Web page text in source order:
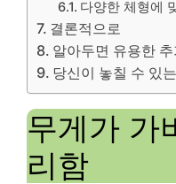
다양한 체형에
결론적으로
알아두면 유용한
당신이 놓칠 수 있
무게가 가
리함